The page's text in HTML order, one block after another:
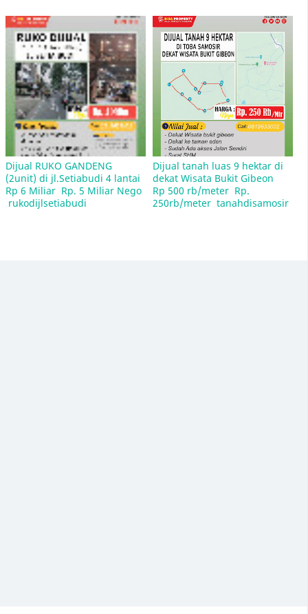
Daftar Nama-Nama Jalan di Kota Medan Dengan
Kode Pos 20212
Dijual RUKO GANDENG
(2unit) di jl.Setiabudi 4 lantai
Rp 6 Miliar  Rp. 5 Miliar Nego
rukodijlsetiabudi
Dijual tanah luas 9 hektar di
dekat Wisata Bukit Gibeon
Rp 500 rb/meter  Rp.
250rb/meter  tanahdisamosir